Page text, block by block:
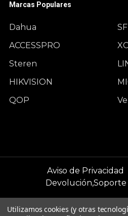
Marcas Populares
Dahua
ACCESSPRO
Steren
HIKVISION
QOP
Aviso de Privacidad
Devolución,Soporte
©2026WCAM
Utilizamos cookies (y otras